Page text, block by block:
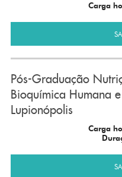
Carga
Pós-Graduação
Bioquímica Humana
Lupionópolis
Carga